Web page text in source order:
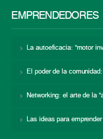
EMPRENDEDORES
La autoeficacia: “motor
El poder de la
Networking: el arte de la
Las ideas para